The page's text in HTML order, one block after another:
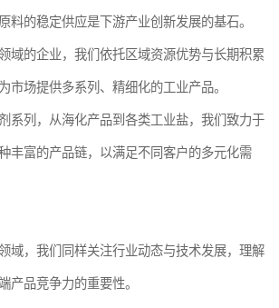
料的稳定供应是下游产业创新发展的基石。
域的企业，我们依托区域资源优势与长期积累
市场提供多系列、精细化的工业产品。
系列，从海化产品到各类工业盐，我们致力于
丰富的产品链，以满足不同客户的多元化需
域，我们同样关注行业动态与技术发展，理解
产品竞争力的重要性。